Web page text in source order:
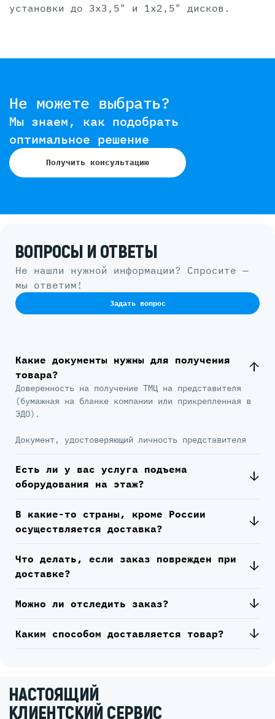
установки до 3x3,5" и 1x2,5" дисков.
Не можете выбрать?
Мы знаем, как подобрать
оптимальное решение
Получить консультацию
ВОПРОСЫ И ОТВЕТЫ
Не нашли нужной информации? Спросите —
мы ответим!
Задать вопрос
Какие документы нужны для получения
товара?
Доверенность на получение ТМЦ на представителя
(бумажная на бланке компании или прикрепленная в
ЭДО).
Документ, удостоверяющий личность представителя
Есть ли у вас услуга подъема
оборудования на этаж?
В какие-то страны, кроме России
осуществляется доставка?
Что делать, если заказ поврежден при
доставке?
Можно ли отследить заказ?
Каким способом доставляется товар?
НАСТОЯЩИЙ
КЛИЕНТСКИЙ СЕРВИС